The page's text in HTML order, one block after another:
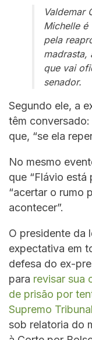
Valdemar
Michelle é
pela
madrasta,
que vai
senador.
Segundo ele, a
têm conversado:
que, “se ela
No mesmo
que “Flávio está
“acertar o rumo
acontecer”.
O presidente da
expectativa em
defesa do ex-
para revisar sua
de prisão por
Supremo
sob relatoria do